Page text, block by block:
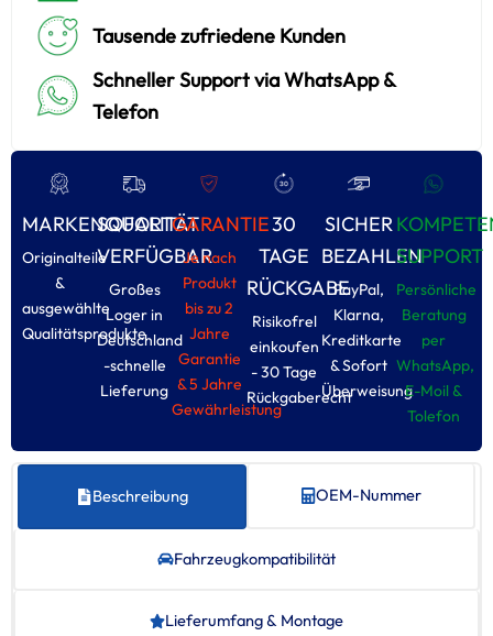
Tausende zufriedene Kunden
Schneller Support via WhatsApp &
Telefon
MARKENQUALITÄT
Originalteile
&
ausgewählte
Qualitätsprodukte
SOFORT
VERFÜGBAR
Großes
Loger in
Deutschland
-schnelle
Lieferung
GARANTIE
Je nach
Produkt
bis zu 2
Jahre
Garantie
& 5 Jahre
Gewährleistung
30
TAGE
RÜCKGABE
Risikofrel
einkoufen
- 30 Tage
Rückgaberecht
SICHER
BEZAHLEN
PayPal,
Klarna,
Kreditkarte
& Sofort
Überweisung
SUPPORT
Persönliche
Beratung
per
WhatsApp,
E-Moil &
Tolefon
Beschreibung OEM-Nummer
Fahrzeug­kompatibilität
Lieferumfang & Montage